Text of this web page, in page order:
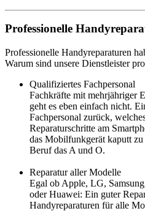
Professionelle
Professionelle Handyreparaturen
Warum sind unsere Dienstleister
Qualifiziertes Fachpersonal
Fachkräfte mit mehrjähriger
geht es eben einfach nicht.
Fachpersonal zurück,
Reparaturschritte am
das Mobilfunkgerät kaputt
Beruf das A und O.
Reparatur aller Modelle
Egal ob Apple, LG,
oder Huawei: Ein guter
Handyreparaturen für alle